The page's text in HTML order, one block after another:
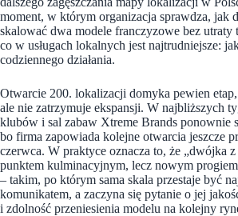
moment, w którym organizacja sprawdza, jak
skalować dwa modele franczyzowe bez utraty
co w usługach lokalnych jest najtrudniejsze:
codziennego działania.
Otwarcie 200. lokalizacji domyka pewien etap,
ale nie zatrzymuje ekspansji. W najbliższych
klubów i sal zabaw Xtreme Brands ponownie
bo firma zapowiada kolejne otwarcia jeszcze
czerwca. W praktyce oznacza to, że „dwójka
punktem kulminacyjnym, lecz nowym
– takim, po którym sama skala przestaje być
komunikatem, a zaczyna się pytanie o jej
i zdolność przeniesienia modelu na kolejny